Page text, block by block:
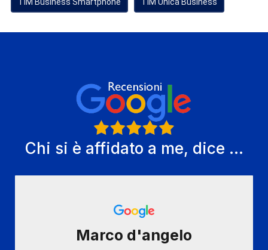
Chi si è affidato a me, dice ...
Marco d'angelo